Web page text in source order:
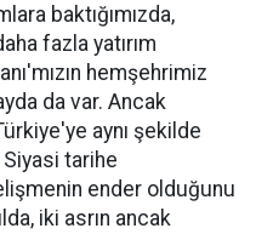
baktığımızda,
fazla yatırım
hemşehrimiz
da var. Ancak
aynı şekilde
tarihe
ender olduğunu
iki asrın ancak